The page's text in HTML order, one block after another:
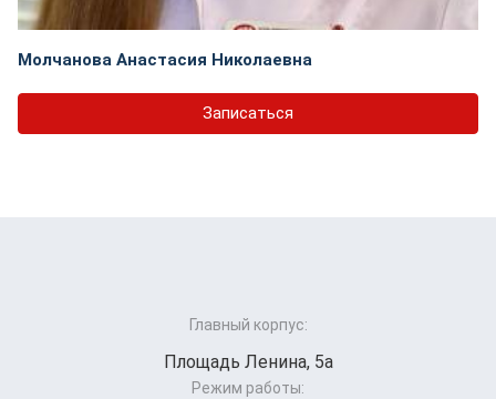
Молчанова Анастасия Николаевна
Записаться
Главный корпус:
Площадь Ленина, 5а
Режим работы: